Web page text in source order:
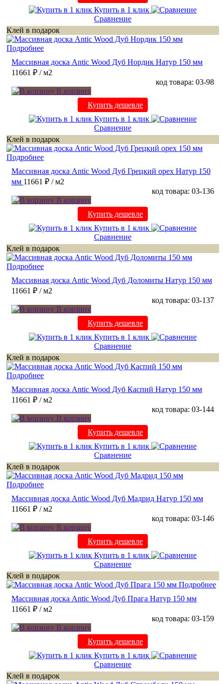
Купить в 1 клик
Сравнение
Клей в подарок
Подробнее
Массивная доска Antic Wood Дуб Нордик Натур 150 мм
11661 ₽ / м2
код товара: 03-98
В корзину
Купить дешевле
Купить в 1 клик
Сравнение
Клей в подарок
Подробнее
Массивная доска Antic Wood Дуб Грецкий орех Натур 150
мм 11661 ₽ / м2
код товара: 03-136
В корзину
Купить дешевле
Купить в 1 клик
Сравнение
Клей в подарок
Подробнее
Массивная доска Antic Wood Дуб Доломиты Натур 150 мм
11661 ₽ / м2
код товара: 03-137
В корзину
Купить дешевле
Купить в 1 клик
Сравнение
Клей в подарок
Подробнее
Массивная доска Antic Wood Дуб Каспий Натур 150 мм
11661 ₽ / м2
код товара: 03-144
В корзину
Купить дешевле
Купить в 1 клик
Сравнение
Клей в подарок
Подробнее
Массивная доска Antic Wood Дуб Мадрид Натур 150 мм
11661 ₽ / м2
код товара: 03-146
В корзину
Купить дешевле
Купить в 1 клик
Сравнение
Клей в подарок
Подробнее
Массивная доска Antic Wood Дуб Прага Натур 150 мм
11661 ₽ / м2
код товара: 03-159
В корзину
Купить дешевле
Купить в 1 клик
Сравнение
Клей в подарок